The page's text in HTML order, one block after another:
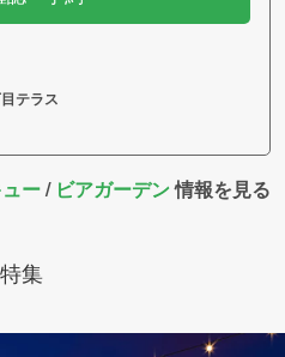
テラス
ー/ ビアガーデン情報を見る
集